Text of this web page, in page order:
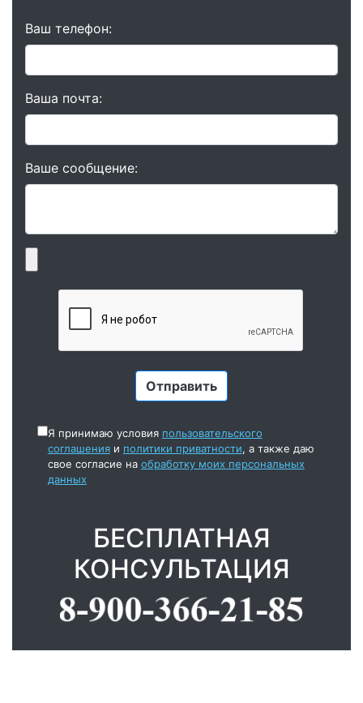
Ваш телефон:
Ваша почта:
Ваше сообщение:
Я принимаю условия пользовательского
соглашенияи политики приватности, а также даю
свое согласие на обработку моих персональных
данных
БЕСПЛАТНАЯ
КОНСУЛЬТАЦИЯ